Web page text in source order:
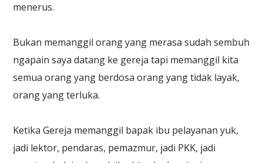
menerus.
Bukan memanggil orang yang merasa sudah sembuh
ngapain saya datang ke gereja tapi memanggil kita
semua orang yang berdosa orang yang tidak layak,
orang yang terluka.
Ketika Gereja memanggil bapak ibu pelayanan yuk,
jadi lektor, pendaras, pemazmur, jadi PKK, jadi